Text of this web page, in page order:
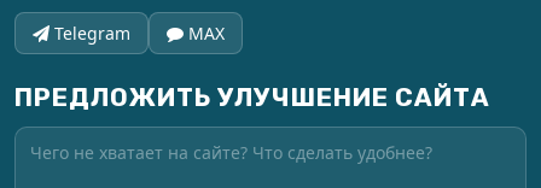
Telegram MAX
ПРЕДЛОЖИТЬ УЛУЧШЕНИЕ САЙТА